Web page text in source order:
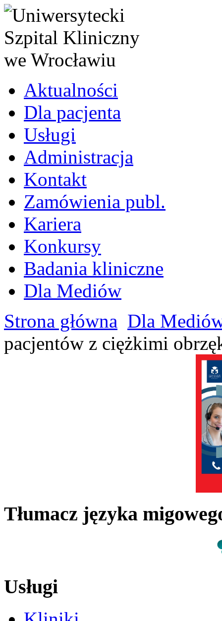
Aktualności
Dla pacjenta
Usługi
Administracja
Kontakt
Zamówienia publ.
Kariera
Konkursy
Badania kliniczne
Dla Mediów
Strona główna Dla
pacjentów z ciężkimi
Tłumacz języka
Usługi